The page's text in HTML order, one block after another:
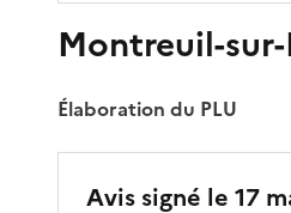
Montreuil-
Élaboration du PLU
Avis signé le 17